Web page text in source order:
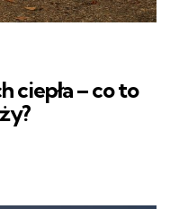
ciepła – co to